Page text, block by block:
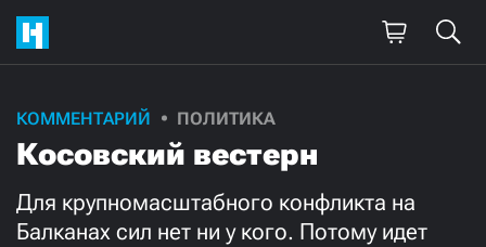
КОММЕНТАРИЙ ПОЛИТИКА
Косовский вестерн
Для крупномасштабного конфликта на
Балканах сил нет ни у кого. Потому идет
Поддержите
нашу работу!
Ежемесячно Разово